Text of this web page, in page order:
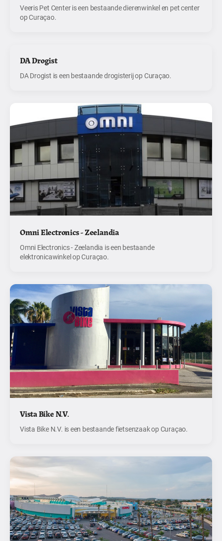
Veeris Pet Center is een bestaande dierenwinkel en pet center
op Curaçao.
DA Drogist
DA Drogist is een bestaande drogisterij op Curaçao.
Omni Electronics - Zeelandia
Omni Electronics - Zeelandia is een bestaande
elektronicawinkel op Curaçao.
Vista Bike N.V.
Vista Bike N.V. is een bestaande fietsenzaak op Curaçao.